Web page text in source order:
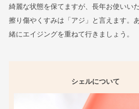
綺麗な状態を保てますが、長年お使いい
擦り傷やくすみは「アジ」と言えます。
緒にエイジングを重ねて行きましょう。
シェルについて